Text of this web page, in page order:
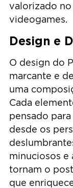
valorizado
videogames.
Design e
O design do
marcante e
uma
Cada
pensado
desde os
minuciosos e
tornam o
que